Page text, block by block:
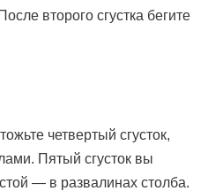
второго сгустка бегите
четвертый сгусток,
Пятый сгусток вы
— в развалинах столба.